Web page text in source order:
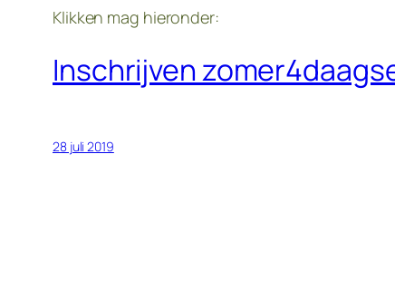
Klikken mag hieronder:
Inschrijven
28 juli 2019